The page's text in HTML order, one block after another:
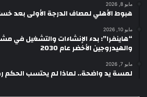
مايو 8, 2026
هبوط الأهلي لمصاف الدرجة الأولى بعد
مايو 10, 2026
“هاينفرا”: بدء الإنشاءات والتشغيل في
والهيدروجين الأخضر عام 2030
مايو 7, 2026
لمسة يد واضحة.. لماذا لم يحتسب الحكم